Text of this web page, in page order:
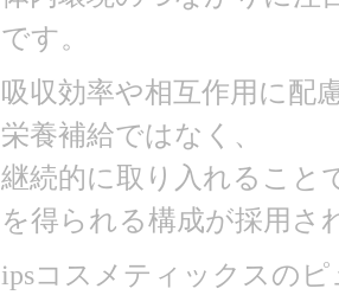
です。
吸収効率や相互作用に配
栄養補給ではなく、
継続的に取り入れること
を得られる構成が採用さ
ipsコスメティックスの